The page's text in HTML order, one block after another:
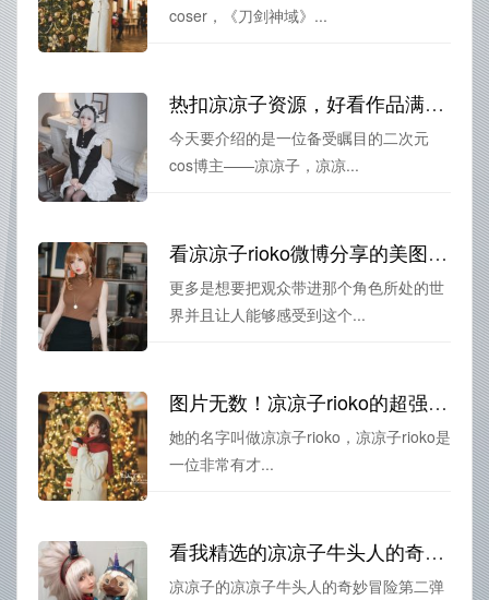
coser，《刀剑神域》...
热扣凉凉子资源，好看作品满足你的视觉需求
今天要介绍的是一位备受瞩目的二次元
cos博主——凉凉子，凉凉...
看凉凉子rioko微博分享的美图，竟然让我感受到了新世界
更多是想要把观众带进那个角色所处的世
界并且让人能够感受到这个...
图片无数！凉凉子rioko的超强图包精选
她的名字叫做凉凉子rioko，凉凉子rioko是
一位非常有才...
看我精选的凉凉子牛头人的奇妙冒险第二弹图包分享
凉凉子的凉凉子牛头人的奇妙冒险第二弹